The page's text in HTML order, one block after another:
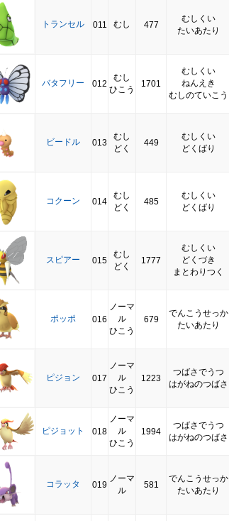
トランセル 011 むし 477
むしくい
たいあたり
バタフリー 012
むし
ひこう
1701
むしくい
ねんえき
むしのていこう
ビードル 013
むし
どく
449
むしくい
どくばり
コクーン 014
むし
どく
485
むしくい
どくばり
スピアー 015
むし
どく
1777
むしくい
どくづき
まとわりつく
ポッポ 016
ノーマ
ル
ひこう
679
でんこうせっか
たいあたり
ピジョン 017
ノーマ
ル
ひこう
1223
つばさでうつ
はがねのつばさ
ピジョット 018
ノーマ
ル
ひこう
1994
つばさでうつ
はがねのつばさ
コラッタ 019
ノーマ
ル
581
でんこうせっか
たいあたり